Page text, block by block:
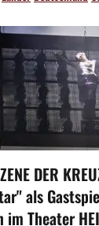
DER
als
Theater